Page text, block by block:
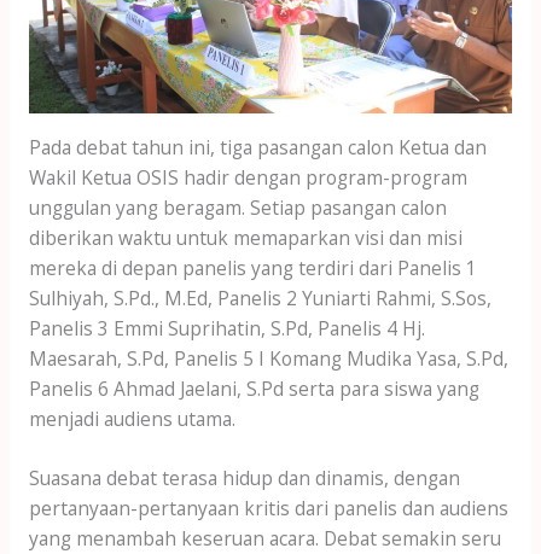
Pada debat tahun ini, tiga pasangan calon Ketua dan
Wakil Ketua OSIS hadir dengan program-program
unggulan yang beragam. Setiap pasangan calon
diberikan waktu untuk memaparkan visi dan misi
mereka di depan panelis yang terdiri dari Panelis 1
Sulhiyah, S.Pd., M.Ed, Panelis 2 Yuniarti Rahmi, S.Sos,
Panelis 3 Emmi Suprihatin, S.Pd, Panelis 4 Hj.
Maesarah, S.Pd, Panelis 5 I Komang Mudika Yasa, S.Pd,
Panelis 6 Ahmad Jaelani, S.Pd serta para siswa yang
menjadi audiens utama.
Suasana debat terasa hidup dan dinamis, dengan
pertanyaan-pertanyaan kritis dari panelis dan audiens
yang menambah keseruan acara. Debat semakin seru